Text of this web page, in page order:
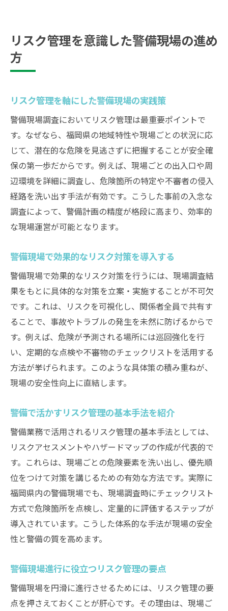
リスク管理を意識した警備現場の進め
方
リスク管理を軸にした警備現場の実践策
警備現場調査においてリスク管理は最重要ポイントで
す。なぜなら、福岡県の地域特性や現場ごとの状況に応
じて、潜在的な危険を見逃さずに把握することが安全確
保の第一歩だからです。例えば、現場ごとの出入口や周
辺環境を詳細に調査し、危険箇所の特定や不審者の侵入
経路を洗い出す手法が有効です。こうした事前の入念な
調査によって、警備計画の精度が格段に高まり、効率的
な現場運営が可能となります。
警備現場で効果的なリスク対策を導入する
警備現場で効果的なリスク対策を行うには、現場調査結
果をもとに具体的な対策を立案・実施することが不可欠
です。これは、リスクを可視化し、関係者全員で共有す
ることで、事故やトラブルの発生を未然に防げるからで
す。例えば、危険が予測される場所には巡回強化を行
い、定期的な点検や不審物のチェックリストを活用する
方法が挙げられます。このような具体策の積み重ねが、
現場の安全性向上に直結します。
警備で活かすリスク管理の基本手法を紹介
警備業務で活用されるリスク管理の基本手法としては、
リスクアセスメントやハザードマップの作成が代表的で
す。これらは、現場ごとの危険要素を洗い出し、優先順
位をつけて対策を講じるための有効な方法です。実際に
福岡県内の警備現場でも、現場調査時にチェックリスト
方式で危険箇所を点検し、定量的に評価するステップが
導入されています。こうした体系的な手法が現場の安全
性と警備の質を高めます。
警備現場進行に役立つリスク管理の要点
警備現場を円滑に進行させるためには、リスク管理の要
点を押さえておくことが肝心です。その理由は、現場ご